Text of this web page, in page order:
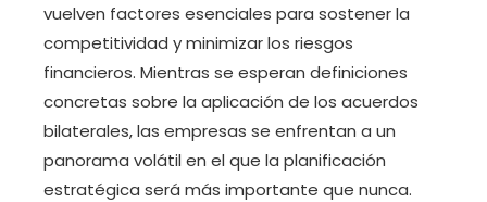
vuelven factores esenciales para sostener la
competitividad y minimizar los riesgos
financieros. Mientras se esperan definiciones
concretas sobre la aplicación de los acuerdos
bilaterales, las empresas se enfrentan a un
panorama volátil en el que la planificación
estratégica será más importante que nunca.